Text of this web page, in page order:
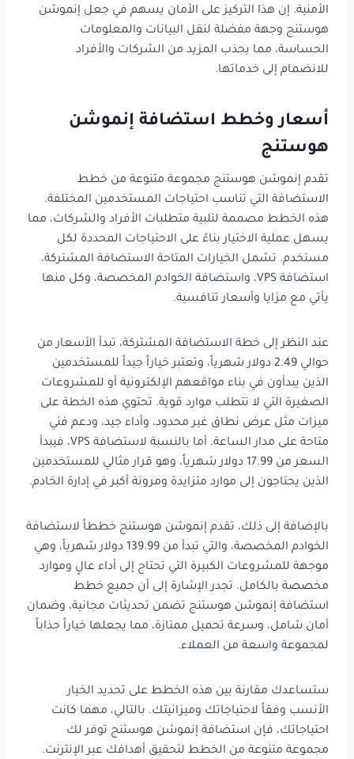
الأمنية. إن هذا التركيز على الأمان يسهم في جعل إنموشن
هوستنج وجهة مفضلة لنقل البيانات والمعلومات
الحساسة، مما يجذب المزيد من الشركات والأفراد
للانضمام إلى خدماتها.
أسعار وخطط استضافة إنموشن
هوستنج
تقدم إنموشن هوستنج مجموعة متنوعة من خطط
الاستضافة التي تناسب احتياجات المستخدمين المختلفة.
هذه الخطط مصممة لتلبية متطلبات الأفراد والشركات، مما
يسهل عملية الاختيار بناءً على الاحتياجات المحددة لكل
مستخدم. تشمل الخيارات المتاحة الاستضافة المشتركة،
استضافة VPS، واستضافة الخوادم المخصصة، وكل منها
يأتي مع مزايا وأسعار تنافسية.
عند النظر إلى خطة الاستضافة المشتركة، تبدأ الأسعار من
حوالي 2.49 دولار شهرياً، وتعتبر خياراً جيداً للمستخدمين
الذين يبدأون في بناء مواقعهم الإلكترونية أو للمشروعات
الصغيرة التي لا تتطلب موارد قوية. تحتوي هذه الخطة على
ميزات مثل عرض نطاق غير محدود، وأداء جيد، ودعم فني
متاحة على مدار الساعة. أما بالنسبة لاستضافة VPS، فيبدأ
السعر من 17.99 دولار شهرياً، وهو قرار مثالي للمستخدمين
الذين يحتاجون إلى موارد متزايدة ومرونة أكبر في إدارة الخادم.
بالإضافة إلى ذلك، تقدم إنموشن هوستنج خططاً لاستضافة
الخوادم المخصصة، والتي تبدأ من 139.99 دولار شهرياً، وهي
موجهة للمشروعات الكبيرة التي تحتاج إلى أداء عالٍ وموارد
مخصصة بالكامل. تجدر الإشارة إلى أن جميع خطط
استضافة إنموشن هوستنج تضمن تحديثات مجانية، وضمان
أمان شامل، وسرعة تحميل ممتازة، مما يجعلها خياراً جذاباً
لمجموعة واسعة من العملاء.
ستساعدك مقارنة بين هذه الخطط على تحديد الخيار
الأنسب وفقاً لاحتياجاتك وميزانيتك. بالتالي، مهما كانت
احتياجاتك، فإن استضافة إنموشن هوستنج توفر لك
مجموعة متنوعة من الخطط لتحقيق أهدافك عبر الإنترنت.